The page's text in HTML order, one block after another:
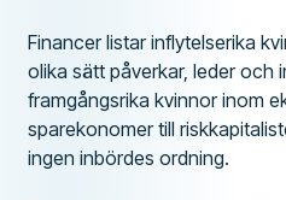
Financer listar inflytelserika
olika sätt påverkar, leder och
framgångsrika kvinnor inom
sparekonomer till
ingen inbördes ordning.